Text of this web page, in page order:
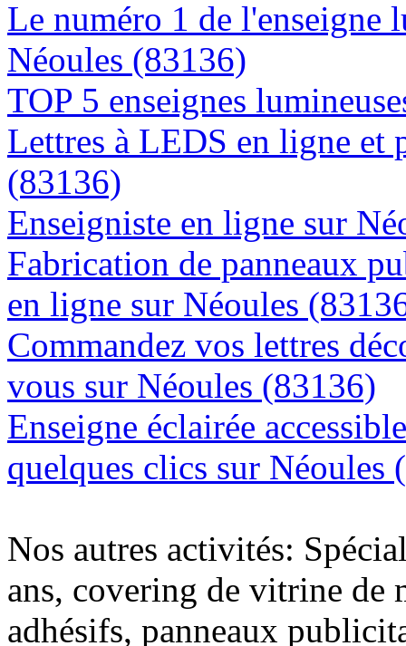
Le numéro 1 de l'enseigne
Néoules (83136)
TOP 5 enseignes
Lettres à LEDS en ligne et
(83136)
Enseigniste en ligne sur
Fabrication de panneaux
en ligne sur Néoules
Commandez vos lettres
vous sur Néoules (83136)
Enseigne éclairée
quelques clics sur Néoules
Nos autres activités:
ans, covering de vitrine de
adhésifs, panneaux